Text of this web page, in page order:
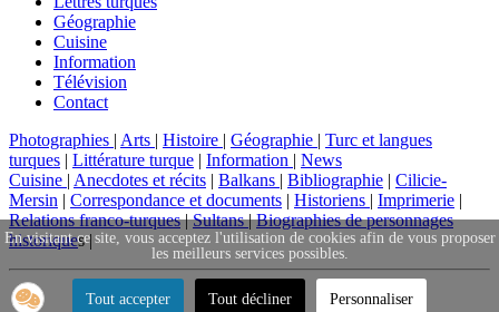
Géographie
Cuisine
Information
Télévision
Contact
Photographies | Arts | Histoire | Géographie | Turc et langues
turques | Littérature turque | Information | News
Cuisine | Anecdotes et récits | Balkans | Bibliographie | Cilicie-
Mersin | Correspondance et documents | Historiens | Imprimerie |
Relations franco-turques|Sultans|Biographies de personnages
historiques |
En visitant ce site, vous acceptez l'utilisation de cookies afin de vous proposer
les meilleurs services possibles.
Tout accepter Tout décliner Personnaliser